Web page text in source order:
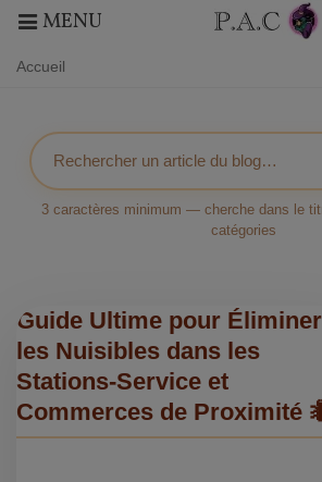
MENU
Accueil
3 caractères minimum — cherche dans le
catégories
Guide Ultime pour Éliminer
les Nuisibles dans les
Stations-Service et
Commerces de Proximité